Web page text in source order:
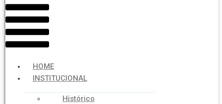
HOME
INSTITUCIONAL
Histórico